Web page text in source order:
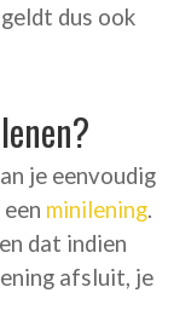
dus ook
je eenvoudig
minilening.
dat indien
afsluit, je